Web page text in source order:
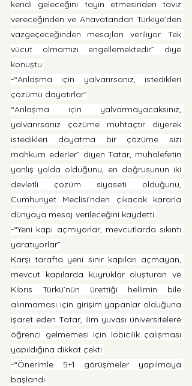
kendi geleceğini tayin etmesinden taviz
vereceğinden ve Anavatandan Türkiye’den
vazgeçeceğinden mesajları veriliyor. Tek
vücut olmamızı engellemektedir” diye
konuştu.
-“Anlaşma için yalvarırsanız, istedikleri
çözümü dayatırlar”
“Anlaşma için yalvarmayacaksınız,
yalvarırsanız çözüme muhtaçtır diyerek
istedikleri dayatma bir çözüme sizi
mahkum ederler” diyen Tatar, muhalefetin
yanlış yolda olduğunu, en doğrusunun iki
devletli çözüm siyaseti olduğunu,
Cumhuriyet Meclisi’nden çıkacak kararla
dünyaya mesaj verileceğini kaydetti.
-“Yeni kapı açmıyorlar, mevcutlarda sıkıntı
yaratıyorlar”
Karşı tarafta yeni sınır kapıları açmayan,
mevcut kapılarda kuyruklar oluşturan ve
Kıbrıs Türkü’nün ürettiği hellimin bile
alınmaması için girişim yapanlar olduğuna
işaret eden Tatar, ilim yuvası üniversitelere
öğrenci gelmemesi için lobicilik çalışması
yapıldığına dikkat çekti.
-“Önerimle 5+1 görüşmeler yapılmaya
başlandı